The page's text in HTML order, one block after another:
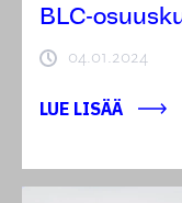
BLC-
04.01.2024
LUE LISÄÄ